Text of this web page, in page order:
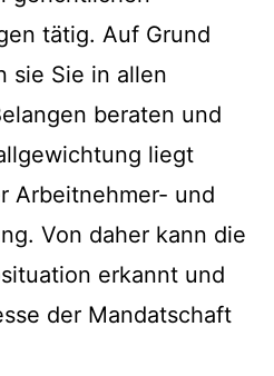
tätig. Auf Grund
sie Sie in allen
beraten und
liegt
Arbeitnehmer- und
Von daher kann die
erkannt und
der Mandatschaft